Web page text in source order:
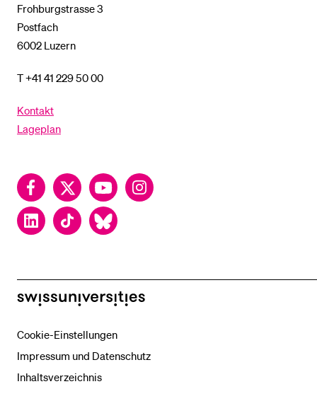
Frohburgstrasse 3
Postfach
6002 Luzern
T +41 41 229 50 00
Kontakt
Lageplan
FacebookTwitter YouTubeInstagram
LinkedInTikTok Bluesky
swissuniversities
Cookie-Einstellungen
Impressum und Datenschutz
Inhaltsverzeichnis